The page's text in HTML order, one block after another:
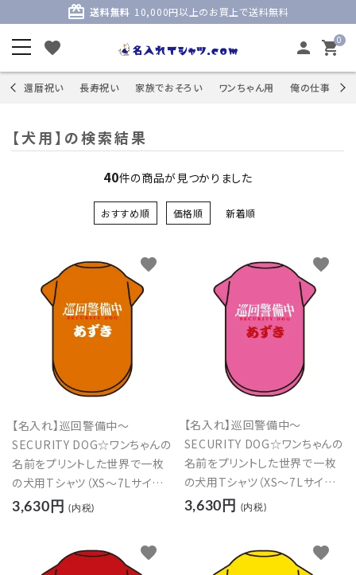
card_giftcard 送料無料 10,000円以上のお買上で送料無料
favorite person 0
shopping_cart
還暦祝い 長寿祝い 家族でおそろい ワンちゃん用 俺の仕事
【犬用】の検索結果
40件の商品が見つかりました
おすすめ順 価格順 新着順
【名入れ】巡回警備中～
SECURITY DOG☆ワンちゃんの
名前をプリントした世界で一枚
の犬用Tシャツ（XS～7Lサイズ）
【オレンジ】
3,630円 (内税)
favorite
【名入れ】巡回警備中～
SECURITY DOG☆ワンちゃんの
名前をプリントした世界で一枚
の犬用Tシャツ（XS～7Lサイズ）
【ピンク】
3,630円 (内税)
favorite
favorite favorite